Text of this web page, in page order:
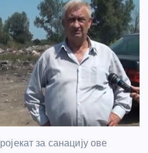
за санацију ове